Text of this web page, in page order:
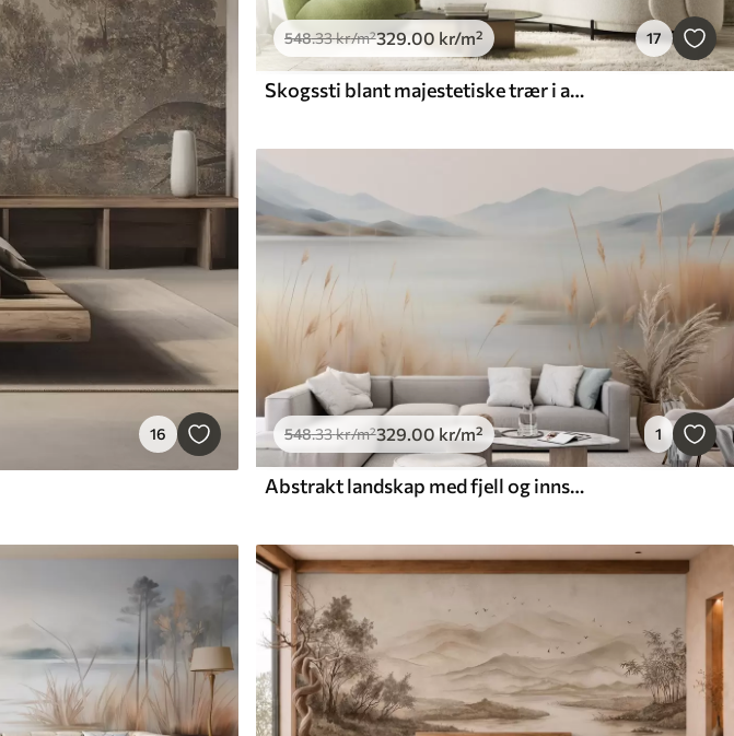
16
548.33kr/m²329 .00 kr/m² 17
Skogssti blant majestetiske trær i akvarellstil
548.33kr/m²329.00 kr/m² 1
Abstrakt landskap med fjell og innsjø